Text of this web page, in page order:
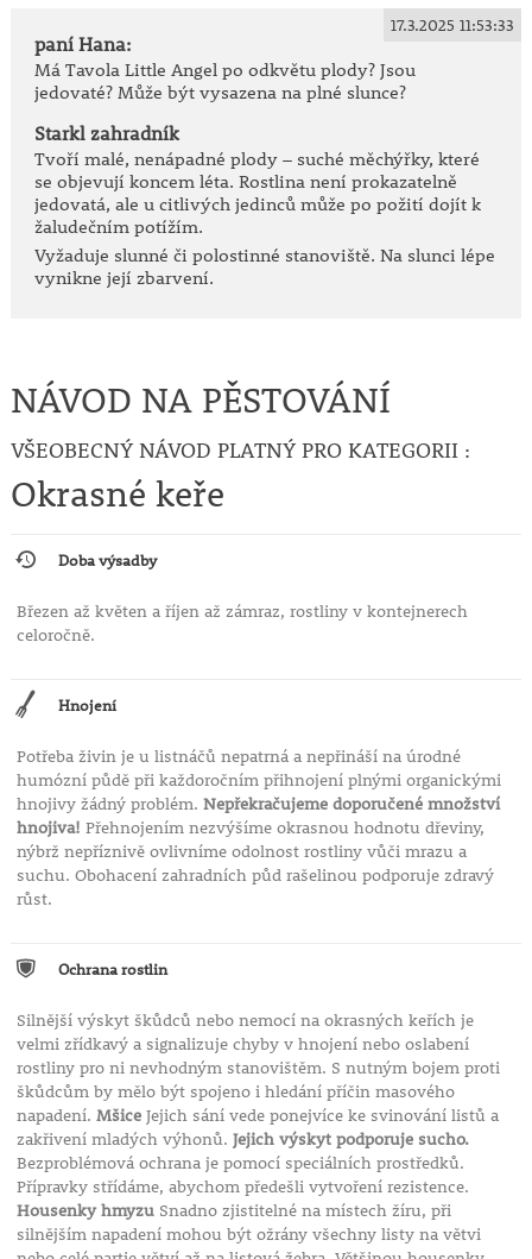
17.3.2025 11:53:33
paní Hana:
Má Tavola Little Angel po odkvětu plody? Jsou
jedovaté? Může být vysazena na plné slunce?
Starkl zahradník
Tvoří malé, nenápadné plody – suché měchýřky, které
se objevují koncem léta. Rostlina není prokazatelně
jedovatá, ale u citlivých jedinců může po požití dojít k
žaludečním potížím.
Vyžaduje slunné či polostinné stanoviště. Na slunci lépe
vynikne její zbarvení.
NÁVOD NA PĚSTOVÁNÍ
VŠEOBECNÝ NÁVOD PLATNÝ PRO KATEGORII :
Okrasné keře
Doba výsadby
Březen až květen a říjen až zámraz, rostliny v kontejnerech
celoročně.
Hnojení
Potřeba živin je u listnáčů nepatrná a nepřináší na úrodné
humózní půdě při každoročním přihnojení plnými organickými
hnojivy žádný problém. Nepřekračujeme doporučené množství
hnojiva! Přehnojením nezvýšíme okrasnou hodnotu dřeviny,
nýbrž nepříznivě ovlivníme odolnost rostliny vůči mrazu a
suchu. Obohacení zahradních půd rašelinou podporuje zdravý
růst.
Ochrana rostlin
Silnější výskyt škůdců nebo nemocí na okrasných keřích je
velmi zřídkavý a signalizuje chyby v hnojení nebo oslabení
rostliny pro ni nevhodným stanovištěm. S nutným bojem proti
škůdcům by mělo být spojeno i hledání příčin masového
napadení. MšiceJejich sání vede ponejvíce ke svinování listů a
zakřivení mladých výhonů. Jejich výskyt podporuje sucho.
Bezproblémová ochrana je pomocí speciálních prostředků.
Přípravky střídáme, abychom předešli vytvoření rezistence.
Housenky hmyzuSnadno zjistitelné na místech žíru, při
silnějším napadení mohou být ožrány všechny listy na větvi